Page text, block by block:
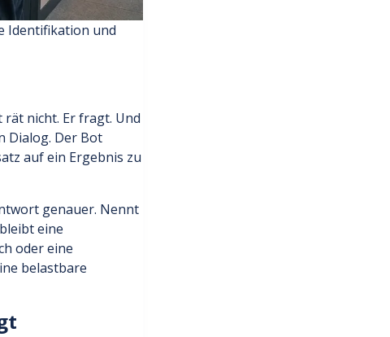
Identifikation und
nicht. Er fragt. Und
Dialog. Der Bot
auf ein Ergebnis zu
genauer. Nennt
eine
oder eine
belastbare